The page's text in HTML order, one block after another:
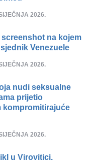
2026.
na kojem
Venezuele
2026.
nudi seksualne
prijetio
kompromitirajuće
2026.
u Virovitici.